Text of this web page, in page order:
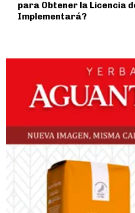
para Obtener la Licencia
Implementará?